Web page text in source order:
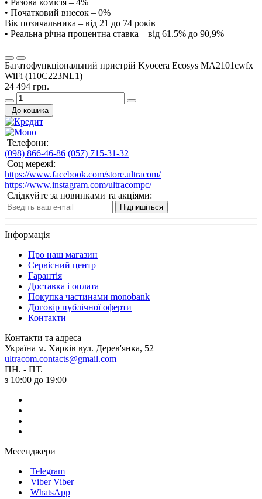
• Разова комісія – 4%
• Початковий внесок – 0%
Вік позичальника – від 21 до 74 років
• Реальна річна процентна ставка – від 61.5% до 90,9%
Багатофункціональний пристрій Kyocera Ecosys MA2101cwfx
WiFi (110C223NL1)
24 494 грн.
До кошика
Телефони:
(098) 866-46-86 (057) 715-31-32
Соц мережі:
https://www.facebook.com/store.ultracom/
https://www.instagram.com/ultracompc/
Слідкуйте за новинками та акціями:
Підпишіться
Інформація
Про наш магазин
Сервісний центр
Гарантія
Доставка і оплата
Покупка частинами monobank
Договір публічної оферти
Контакти
Контакти та адреса
Україна м. Харків вул. Дерев'янка, 52
ultracom.contacts@gmail.com
ПН. - ПТ.
з 10:00 до 19:00
Месенджери
Telegram
Viber Viber
WhatsApp